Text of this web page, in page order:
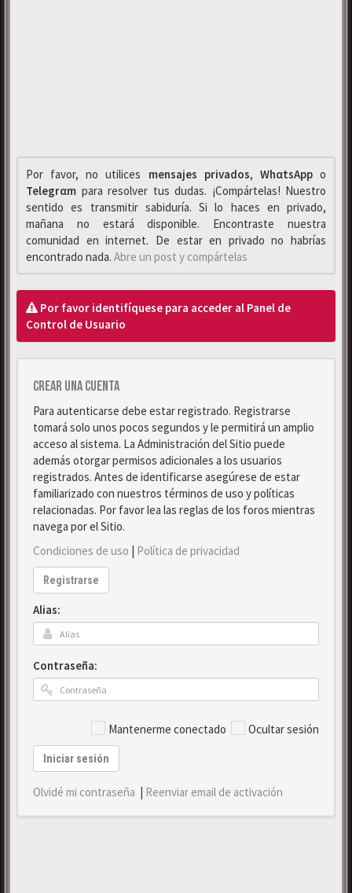
Por favor, no utilices mensajes privados, WhαtsAppo
Telegrαm para resolver tus dudas. ¡Compártelas! Nuestro
sentido es transmitir sabiduría. Si lo haces en privado,
mañana no estará disponible. Encontraste nuestra
comunidad en internet. De estar en privado no habrías
encontrado nada. Abre un post y compártelas
Por favor identifíquese para acceder al Panel de
Control de Usuario
Crear una cuenta
Para autenticarse debe estar registrado. Registrarse
tomará solo unos pocos segundos y le permitirá un amplio
acceso al sistema. La Administración del Sitio puede
además otorgar permisos adicionales a los usuarios
registrados. Antes de identificarse asegúrese de estar
familiarizado con nuestros términos de uso y políticas
relacionadas. Por favor lea las reglas de los foros mientras
navega por el Sitio.
Condiciones de uso | Política de privacidad
Registrarse
Alias:
Contraseña:
Mantenerme conectado Ocultar sesión
Iniciar sesión
Olvidé mi contraseña | Reenviar email de activación